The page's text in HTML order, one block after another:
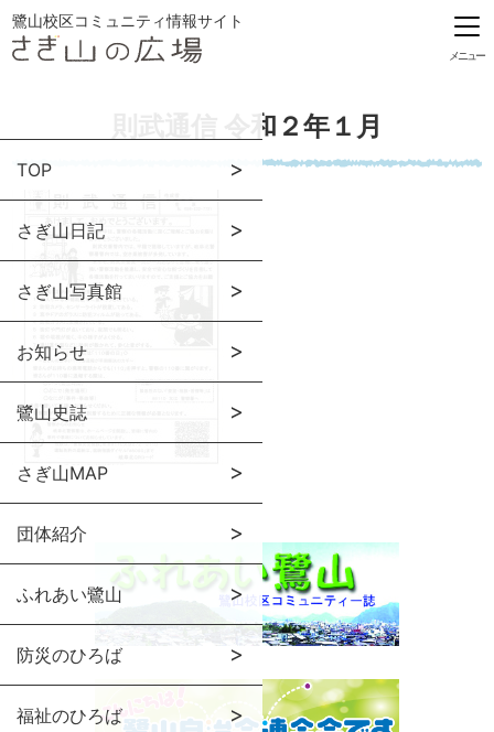
鷺山校区コミュニティ情報サイト
メニュー
TOP
さぎ山日記
さぎ山写真館
お知らせ
鷺山史誌
さぎ山MAP
団体紹介
ふれあい鷺山
防災のひろば
福祉のひろば
則武通信 令和２年１月